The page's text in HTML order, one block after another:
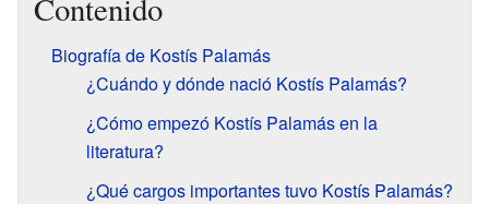
Contenido
Biografía de Kostís Palamás
¿Cuándo y dónde nació Kostís Palamás?
¿Cómo empezó Kostís Palamás en la
literatura?
¿Qué cargos importantes tuvo Kostís Palamás?